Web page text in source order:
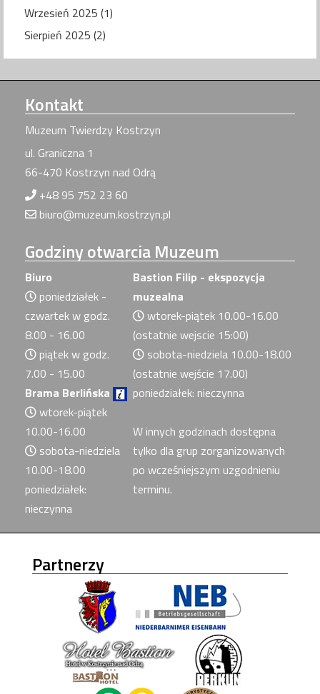
Wrzesień 2025 (1)
Sierpień 2025 (2)
Kontakt
Muzeum Twierdzy Kostrzyn
ul. Graniczna 1
66-470 Kostrzyn nad Odrą
+48 95 752 23 60
biuro@muzeum.kostrzyn.pl
Godzinyotwarcia Muzeum
Biuro
poniedziałek -
czwartek w godz.
8.00 - 16.00
piątek w godz.
7.00 - 15.00
Brama Berlińska
wtorek-piątek
10.00-16.00
sobota-niedziela
10.00-18.00
poniedziałek:
nieczynna
Bastion Filip - ekspozycja
muzealna
wtorek-piątek 10.00-16.00
(ostatnie wejscie 15:00)
sobota-niedziela 10.00-18.00
(ostatnie wejście 17.00)
poniedziałek: nieczynna
W innych godzinach dostępna
tylko dla grup zorganizowanych
po wcześniejszym uzgodnieniu
terminu.
Partnerzy